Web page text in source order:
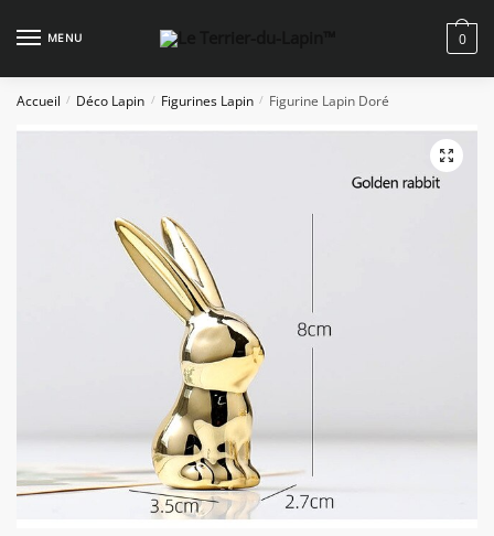
MENU 0
Accueil / Déco Lapin / Figurines Lapin / Figurine Lapin Doré